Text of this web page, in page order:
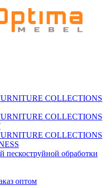
COLLECTIONS
COLLECTIONS
COLLECTIONS
пескоструйной обработки
оптом